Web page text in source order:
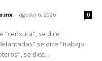
- agosto 6, 2026 0
se dice...